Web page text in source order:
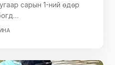
сарын 1-ний өдөр